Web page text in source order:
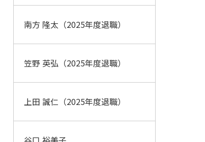
南方 隆太（2025年度退職）
笠野 英弘（2025年度退職）
上田 誠仁（2025年度退職）